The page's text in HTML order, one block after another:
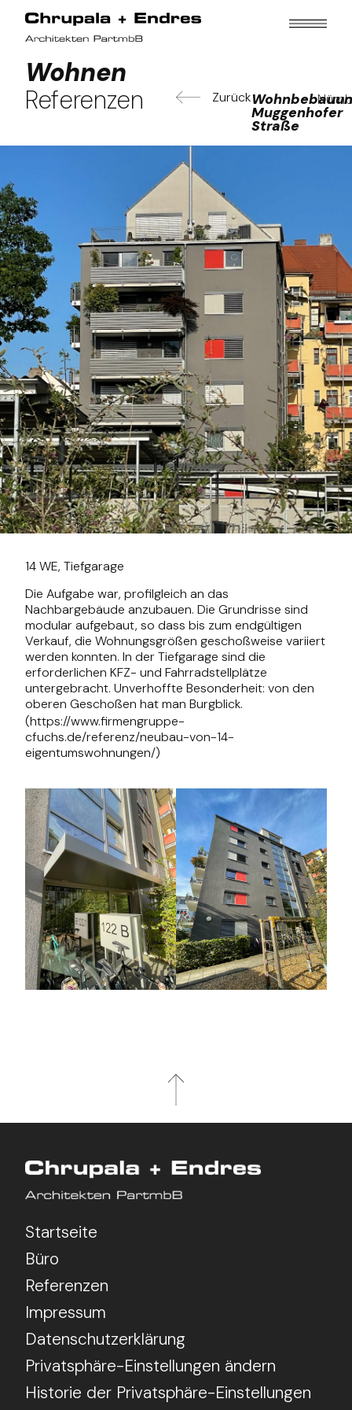
Wohnen
Referenzen
Zurück
Muggenhofer
Straße
14 WE, Tiefgarage
Die Aufgabe war, profilgleich an das
Nachbargebäude anzubauen. Die Grundrisse sind
modular aufgebaut, so dass bis zum endgültigen
Verkauf, die Wohnungsgrößen geschoßweise variiert
werden konnten. In der Tiefgarage sind die
erforderlichen KFZ- und Fahrradstellplätze
untergebracht. Unverhoffte Besonderheit: von den
oberen Geschoßen hat man Burgblick.
(https://www.firmengruppe-
cfuchs.de/referenz/neubau-von-14-
eigentumswohnungen/)
Startseite
Büro
Referenzen
Impressum
Datenschutzerklärung
Privatsphäre-Einstellungen ändern
Historie der Privatsphäre-Einstellungen